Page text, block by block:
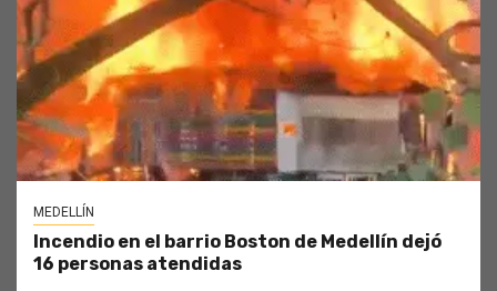
MEDELLÍN
Incendio en el barrio Boston de Medellín dejó
16 personas atendidas